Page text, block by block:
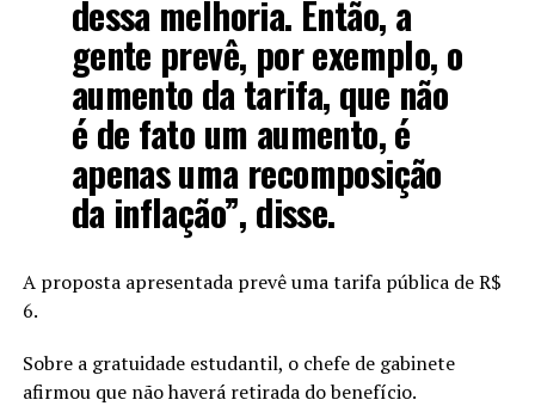
dessa melhoria. Então, a
gente prevê, por exemplo, o
aumento da tarifa, que não
é de fato um aumento, é
apenas uma recomposição
da inflação”, disse.
A proposta apresentada prevê uma tarifa pública de R$
6.
Sobre a gratuidade estudantil, o chefe de gabinete
afirmou que não haverá retirada do benefício.